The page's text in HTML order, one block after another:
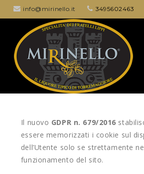
info@mirinello.it 3495602463
Il nuovo GDPR n. 679/2016
essere memorizzati i cookie sul
dell’Utente solo se strettamente
funzionamento del sito.